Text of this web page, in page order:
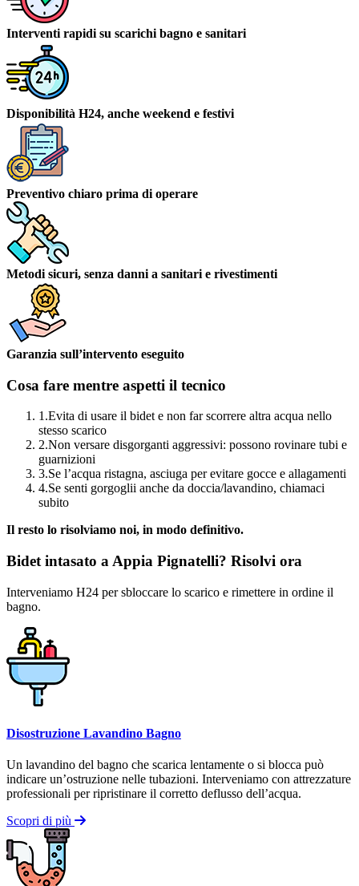
Interventi rapidi su scarichi bagno e sanitari
Disponibilità H24, anche weekend e festivi
Preventivo chiaro prima di operare
Metodi sicuri, senza danni a sanitari e rivestimenti
Garanzia sull’intervento eseguito
Cosa fare mentre aspetti il tecnico
1.Evita di usare il bidet e non far scorrere altra acqua nello
stesso scarico
2.Non versare disgorganti aggressivi: possono rovinare tubi e
guarnizioni
3.Se l’acqua ristagna, asciuga per evitare gocce e allagamenti
4.Se senti gorgoglii anche da doccia/lavandino, chiamaci
subito
Il resto lo risolviamo noi, in modo definitivo.
Bidet intasato a Appia Pignatelli? Risolvi ora
Interveniamo H24 per sbloccare lo scarico e rimettere in ordine il
bagno.
Disostruzione Lavandino Bagno
Un lavandino del bagno che scarica lentamente o si blocca può
indicare un’ostruzione nelle tubazioni. Interveniamo con attrezzature
professionali per ripristinare il corretto deflusso dell’acqua.
Scopri di più